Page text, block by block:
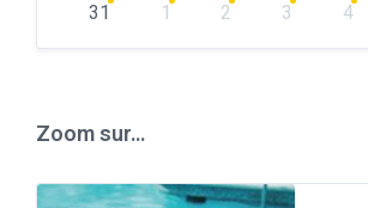
31
1 2 3 4
Zoom sur…